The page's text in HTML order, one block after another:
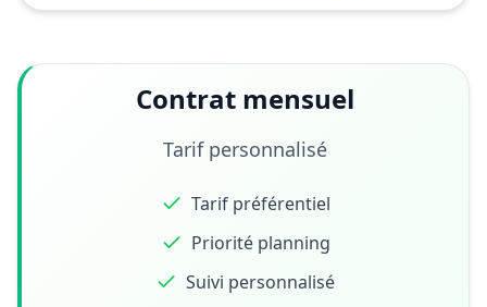
Contrat mensuel
Tarif personnalisé
Tarif préférentiel
Priorité planning
Suivi personnalisé